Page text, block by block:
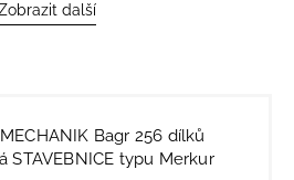
další
Bagr 256 dílků
STAVEBNICE typu Merkur